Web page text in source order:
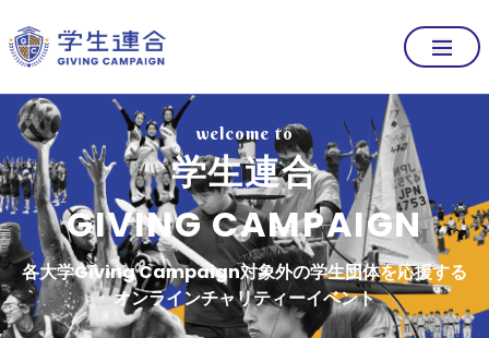
welcome to
学生連合
GIVING CAMPAIGN
各大学Giving Campaign対象外の学生団体を応援する
オンラインチャリティーイベント